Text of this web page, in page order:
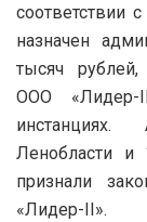
соответствии
назначен
тысяч рублей,
ООО «Лидер-
инстанциях.
Ленобласти и
признали
«Лидер-II».